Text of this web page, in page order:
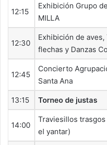
12:15
Exhibición Grupo
MILLA
12:30
Exhibición de aves,
flechas y Danzas
12:45
Concierto
Santa Ana
13:15 Torneo de justas
14:00
Traviesillos
el yantar)